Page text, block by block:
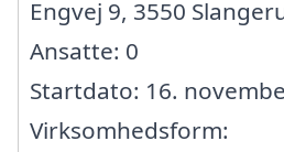
Engvej 9, 3550
Ansatte: 0
Startdato: 16.
Virksomhedsform: